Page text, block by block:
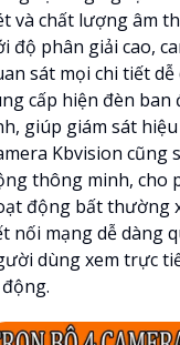
và chất lượng âm
độ phân giải cao,
sát mọi chi tiết
cấp hiện đèn ban
giúp giám sát
Kbvision
thông minh, cho
động bất thường
nối mạng dễ dàng
dùng xem trực